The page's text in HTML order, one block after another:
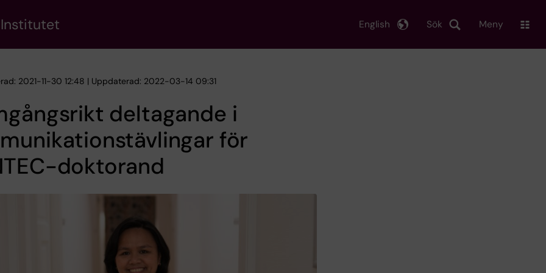
Sök
English Meny
2021-11-30 12:48 | Uppdaterad: 2022-03-14 09:31
deltagande i
för
doktorand